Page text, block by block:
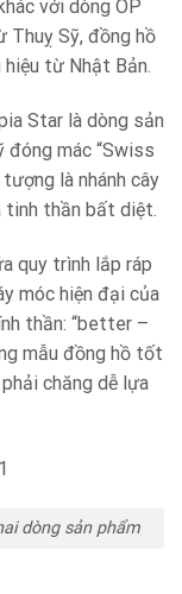
với dòng OP
Thuỵ Sỹ, đồng hồ
từ Nhật Bản.
Star là dòng sản
đóng mác “Swiss
là nhánh cây
tinh thần bất diệt.
quy trình lắp ráp
móc hiện đại của
thần: “better –
mẫu đồng hồ tốt
chăng dễ lựa
dòng sản phẩm